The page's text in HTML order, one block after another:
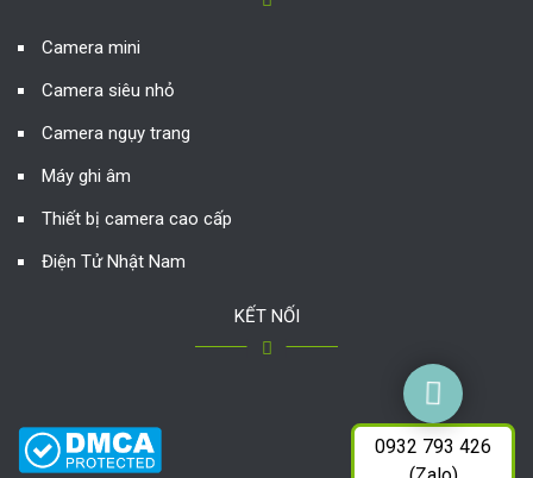
Camera mini
Camera siêu nhỏ
Camera ngụy trang
Máy ghi âm
Thiết bị camera cao cấp
Điện Tử Nhật Nam
KẾT NỐI
0932 793 426